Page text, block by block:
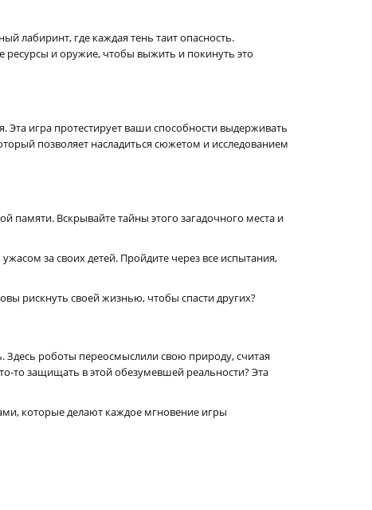
лабиринт, где каждая тень таит опасность.
и оружие, чтобы выжить и покинуть это
Эта игра протестирует ваши способности выдерживать
позволяет насладиться сюжетом и исследованием
памяти. Вскрывайте тайны этого загадочного места и
за своих детей. Пройдите через все испытания,
рискнуть своей жизнью, чтобы спасти других?
Здесь роботы переосмыслили свою природу, считая
то защищать в этой обезумевшей реальности? Эта
которые делают каждое мгновение игры